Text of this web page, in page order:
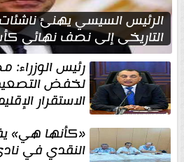
الرئيس السيسي يهنئ ناشئات
التاريخي إلى نصف نهائي
رئيس
لخفض
الاستقرار
«كأنها هي»
النقدي في